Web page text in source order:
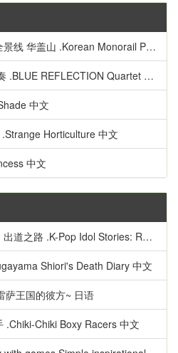
Monorail Panorama Line Hwagaesan 中文
REFLECTION Quartet 英语
中文
Horticulture 中文
中文
.K-Pop Idol Stories: Road to Debut 英语
Shiori's Death Diary 中文
萨王国的彼方~ 日语
.Chiki-Chiki Boxy Racers 中文